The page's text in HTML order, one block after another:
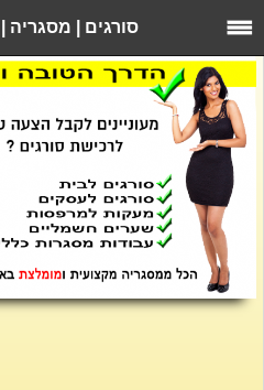
סורגים | מסגריה